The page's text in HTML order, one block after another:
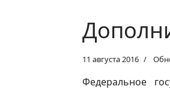
11 августа 2016
Федеральное